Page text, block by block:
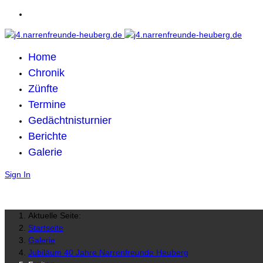
Home
Chronik
Zünfte
Termine
Gedächtnisturnier
Berichte
Galerie
Sign In
Aktuelle Seite:
Startseite
Galerie
Jubiläum 40 Jahre Narrenfreunde Heuberg